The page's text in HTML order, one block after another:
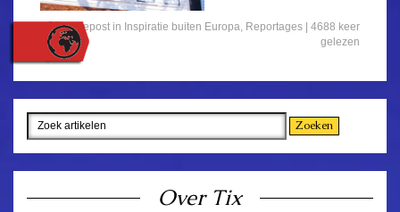
Gepost in Inspiratie buiten Europa, Reportages | 4688 keer
gelezen
Over Tix